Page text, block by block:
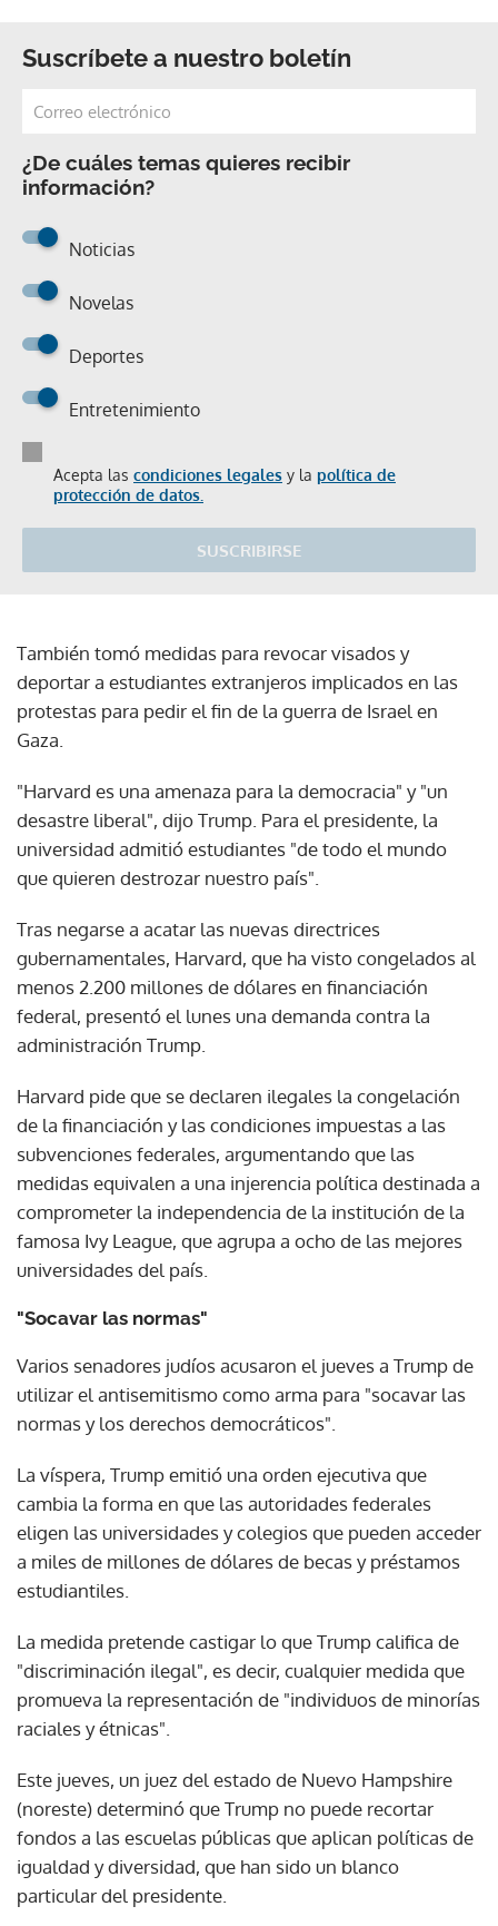
Suscríbete a nuestro boletín
¿De cuáles temas quieres recibir
información?
Noticias
Novelas
Deportes
Entretenimiento
Acepta las condiciones legales y la política de
protección de datos.
SUSCRIBIRSE
También tomó medidas para revocar visados y
deportar a estudiantes extranjeros implicados en las
protestas para pedir el fin de la guerra de Israel en
Gaza.
"Harvard es una amenaza para la democracia" y "un
desastre liberal", dijo Trump. Para el presidente, la
universidad admitió estudiantes "de todo el mundo
que quieren destrozar nuestro país".
Tras negarse a acatar las nuevas directrices
gubernamentales, Harvard, que ha visto congelados al
menos 2.200 millones de dólares en financiación
federal, presentó el lunes una demanda contra la
administración Trump.
Harvard pide que se declaren ilegales la congelación
de la financiación y las condiciones impuestas a las
subvenciones federales, argumentando que las
medidas equivalen a una injerencia política destinada a
comprometer la independencia de la institución de la
famosa Ivy League, que agrupa a ocho de las mejores
universidades del país.
"Socavar las normas"
Varios senadores judíos acusaron el jueves a Trump de
utilizar el antisemitismo como arma para "socavar las
normas y los derechos democráticos".
La víspera, Trump emitió una orden ejecutiva que
cambia la forma en que las autoridades federales
eligen las universidades y colegios que pueden acceder
a miles de millones de dólares de becas y préstamos
estudiantiles.
La medida pretende castigar lo que Trump califica de
"discriminación ilegal", es decir, cualquier medida que
promueva la representación de "individuos de minorías
raciales y étnicas".
Este jueves, un juez del estado de Nuevo Hampshire
(noreste) determinó que Trump no puede recortar
fondos a las escuelas públicas que aplican políticas de
igualdad y diversidad, que han sido un blanco
particular del presidente.